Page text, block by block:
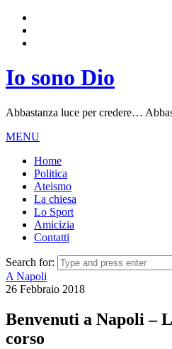
Io sono Dio
Abbastanza luce per credere…
MENU
Home
Politica
Ateismo
La chiesa
Lo Sport
Amicizia
Contatti
Search for:
A Napoli
26 Febbraio 2018
Benvenuti a Napoli –
corso